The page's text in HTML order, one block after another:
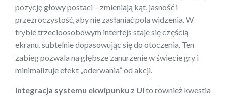
pozycję głowy postaci – zmieniają kąt, jasność i
przezroczystość, aby nie zasłaniać pola widzenia. W
trybie trzecioosobowym interfejs staje się częścią
ekranu, subtelnie dopasowując się do otoczenia. Ten
zabieg pozwala na głębsze zanurzenie w świecie gry i
minimalizuje efekt „oderwania” od akcji.
Integracja systemu ekwipunku z UI to również kwestia